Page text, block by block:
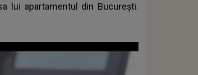
lui apartamentul din Bucureşti.